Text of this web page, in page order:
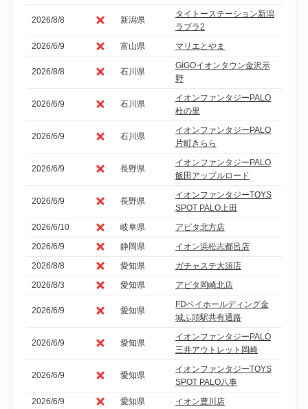
2026/8/8 新潟県
タイトーステーション新潟
ラブラ2
2026/6/9
富山県 マリエとやま
2026/8/8 石川県
GiGOイオンタウン金沢示
野
2026/6/9 石川県
イオンファンタジーPALO
杜の里
2026/6/9 石川県
イオンファンタジーPALO
片町きらら
2026/6/9 長野県
イオンファンタジーPALO
飯田アップルロード
2026/6/9 長野県
イオンファンタジーTOYS
SPOT PALO上田
2026/6/10
岐阜県
アピタ北方店
2026/6/9
静岡県
イオン浜松志都呂店
2026/8/8
愛知県
ガチャステ大須店
2026/8/3
愛知県 アピタ岡崎北店
2026/6/9 愛知県
FDベイホールディング金
城ふ頭駅共有通路
2026/6/9 愛知県
イオンファンタジーPALO
三井アウトレット岡崎
2026/6/9 愛知県
イオンファンタジーTOYS
SPOT PALO八事
2026/6/9
愛知県 イオン豊川店